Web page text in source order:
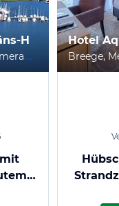
Hotel- & Ferienanlage Kapitäns-Häuser Breege
B
reege, Mecklenburg-Western Pomerania